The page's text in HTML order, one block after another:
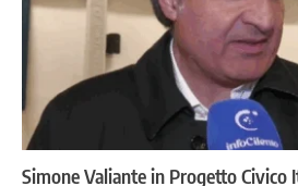
Simone Valiante in Progetto Civico